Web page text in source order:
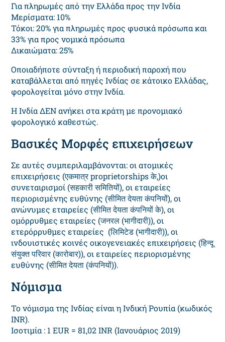
Για πληρωμές από την Ελλάδα προς την Ινδία
Μερίσματα: 10%
Τόκοι: 20% για πληρωμές προς φυσικά πρόσωπα και
33% για προς νομικά πρόσωπα
Δικαιώματα: 25%
Οποιαδήποτε σύνταξη ή περιοδική παροχή που
καταβάλλεται από πηγές Ινδίας σε κάτοικο Ελλάδας,
φορολογείται μόνο στην Ινδία.
Η Ινδία ΔΕΝ ανήκει στα κράτη με προνομιακό
φορολογικό καθεστώς.
Βασικές Μορφές επιχειρήσεων
Σε αυτές συμπεριλαμβάνονται: οι ατομικές
επιχειρήσεις (एकमात्र proprietorships के,)οι
συνεταιρισμοί (सहकारी समितियों), οι εταιρείες
περιορισμένης ευθύνης (सीमित देयता कंपनियों), οι
ανώνυμες εταιρείες (सीमित देयता कंपनियों के), οι
ομόρρυθμες εταιρείες (जनरल (भागीदारी)), οι
ετερόρρυθμες εταιρείες (लिमिटेड (भागीदारी)), οι
ινδουιστικές κοινές οικογενειακές επιχειρήσεις (हिन्दू
संयुक्त परिवार (कारोबार)), οι εταιρείες περιορισμένης
ευθύνης (सीमित देयता (कंपनियों)).
Νόμισμα
Το νόμισμα της Ινδίας είναι η Ινδική Ρουπία (κωδικός
INR).
Ισοτιμία : 1 EUR = 81,02 INR (Ιανουάριος 2019)